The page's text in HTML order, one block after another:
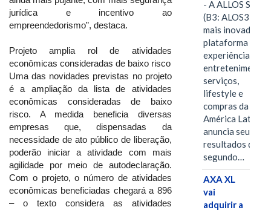
jurídica e incentivo ao
empreendedorismo”, destaca.
Projeto amplia rol de atividades
econômicas consideradas de baixo risco
Uma das novidades previstas no projeto
é a ampliação da lista de atividades
econômicas consideradas de baixo
risco. A medida beneficia diversas
empresas que, dispensadas da
necessidade de ato público de liberação,
poderão iniciar a atividade com mais
agilidade por meio de autodeclaração.
Com o projeto, o número de atividades
econômicas beneficiadas chegará a 896
– o texto considera as atividades
- A ALLOS S.A.
(B3: ALOS3), a
mais inovadora
plataforma de
experiências,
entretenimento,
serviços,
lifestyle e
compras da
América Latina
anuncia seus
resultados do
segundo…
AXA XL
vai
adquirir a